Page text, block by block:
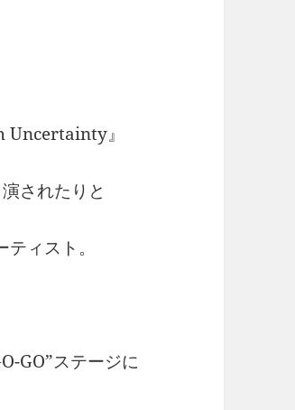
Uncertainty』
されたりと
ィスト。
GO”ステージに